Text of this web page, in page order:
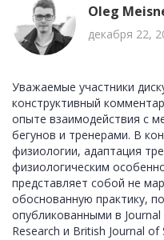
Oleg
декабря 22,
Уважаемые участники
конструктивный
опыте взаимодействия с
бегунов и тренерами. В
физиологии, адаптация
физиологическим
представляет собой не
обоснованную практику,
опубликованными в
Research и British Journal of